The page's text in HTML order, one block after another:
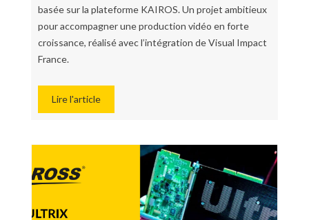
basée sur la plateforme KAIROS. Un projet ambitieux
pour accompagner une production vidéo en forte
croissance, réalisé avec l’intégration de Visual Impact
France.
Lire l'article